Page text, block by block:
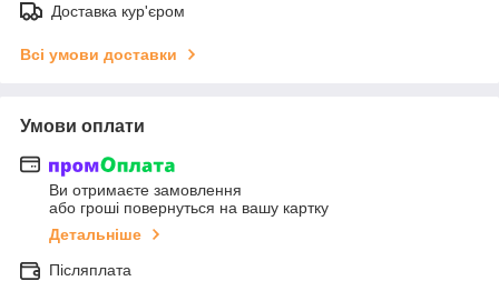
Доставка кур'єром
Всі умови доставки
Умови оплати
Ви отримаєте замовлення
або гроші повернуться на вашу картку
Детальніше
Післяплата